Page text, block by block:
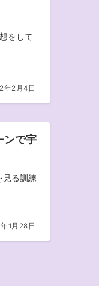
をして
年2月4日
ンで宇
見る訓練
1月28日